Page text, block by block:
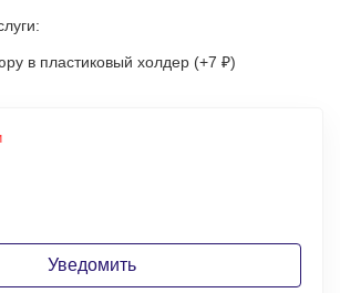
в пластиковый холдер (+7 ₽)
Уведомить